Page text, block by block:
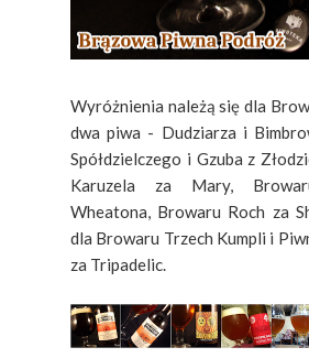
Wyróżnienia należą się dla
dwa piwa - Dudziarza i
Spółdzielczego i Gzuba z
Karuzela za Mary,
Wheatona, Browaru Roch za
dla Browaru Trzech Kumpli i
za Tripadelic.